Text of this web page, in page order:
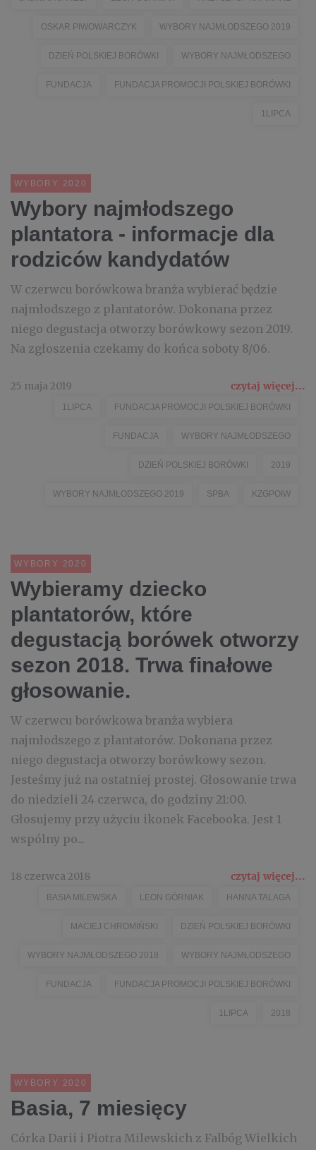
OSKAR PIWOWARCZYK WYBORY NAJMŁODSZEGO 2019
DZIEŃ POLSKIEJ BORÓWKI WYBORY NAJMŁODSZEGO
FUNDACJA FUNDACJA PROMOCJI POLSKIEJ BORÓWKI
1LIPCA
WYBORY 2020
Wybory najmłodszego
plantatora - informacje dla
rodziców kandydatów
W czerwcu borówkowa branża wybierać będzie
najmłodszego z plantatorów. Dokonana przez
niego degustacja otworzy borówkowy sezon 2019.
Na zgłoszenia czekamy do końca soboty 8/06.
25 maja 2019 czytaj więcej...
1LIPCA FUNDACJA PROMOCJI POLSKIEJ BORÓWKI
FUNDACJA WYBORY NAJMŁODSZEGO
DZIEŃ POLSKIEJ BORÓWKI 2019
WYBORY NAJMŁODSZEGO 2019 SPBA KZGPOIW
WYBORY 2020
Wybieramy dziecko
plantatorów, które
degustacją borówek otworzy
sezon 2018. Trwa finałowe
głosowanie.
W czerwcu borówkowa branża wybiera
najmłodszego z plantatorów. Dokonana przez
niego degustacja otworzy borówkowy sezon.
Jesteśmy już na ostatniej prostej. Głosowanie trwa
do niedzieli 24 czerwca, do godziny 21:00.
Głosujemy przy użyciu ikonek Facebooka. Jest 1
wspólny po...
18 czerwca 2018 czytaj więcej...
BASIA MILEWSKA LEON GÓRNIAK HANNA TALAGA
MACIEJ CHROMIŃSKI DZIEŃ POLSKIEJ BORÓWKI
WYBORY NAJMŁODSZEGO 2018 WYBORY NAJMŁODSZEGO
FUNDACJA FUNDACJA PROMOCJI POLSKIEJ BORÓWKI
1LIPCA 2018
WYBORY 2020
Basia, 7 miesięcy
Córka Darii i Piotra Milewskich z Falbóg Wielkich